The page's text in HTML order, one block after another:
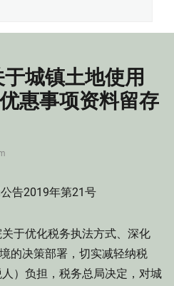
城镇土地使用
惠事项资料留存
告2019年第21号
于优化税务执法方式、深化
的决策部署，切实减轻纳税
）负担，税务总局决定，对城